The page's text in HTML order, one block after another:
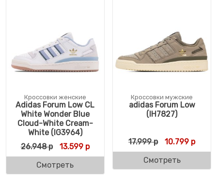
Кроссовки женские
Adidas Forum Low CL
White Wonder Blue
Cloud-White Cream-
White (IG3964)
26.948р Первоначальная цена составляла 26.948
13.599рТекущая цена: 13.599 р.
Смотреть
Кроссовки мужские
adidas Forum Low
(IH7827)
17.999р 10.799 р
Смотреть